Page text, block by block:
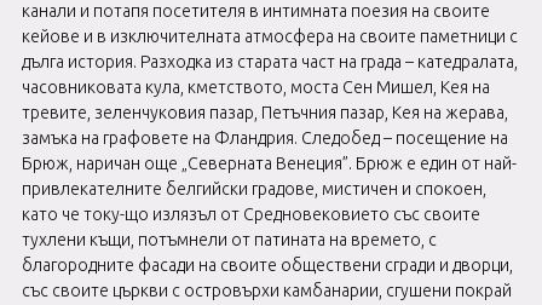
канали и потапя посетителя в интимната поезия на своите
кейове и в изключителната атмосфера на своите паметници с
дълга история. Разходка из старата част на града – катедралата,
часовниковата кула, кметството, моста Сен Мишел, Кея на
тревите, зеленчуковия пазар, Петъчния пазар, Кея на жерава,
замъка на графовете на Фландрия. Следобед – посещение на
Брюж, наричан още „Северната Венеция”. Брюж е един от най-
привлекателните белгийски градове, мистичен и спокоен,
като че току-що излязъл от Средновековието със своите
тухлени къщи, потъмнели от патината на времето, с
благородните фасади на своите обществени сгради и дворци,
със своите църкви с островърхи камбанарии, сгушени покрай